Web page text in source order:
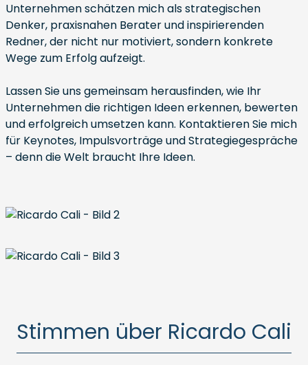
Unternehmen schätzen mich als strategischen
Denker, praxisnahen Berater und inspirierenden
Redner, der nicht nur motiviert, sondern konkrete
Wege zum Erfolg aufzeigt.
Lassen Sie uns gemeinsam herausfinden, wie Ihr
Unternehmen die richtigen Ideen erkennen, bewerten
und erfolgreich umsetzen kann. Kontaktieren Sie mich
für Keynotes, Impulsvorträge und Strategiegespräche
– denn die Welt braucht Ihre Ideen.
Stimmen über Ricardo Cali